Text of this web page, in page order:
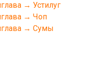
→ Устилуг
→ Чоп
→ Сумы